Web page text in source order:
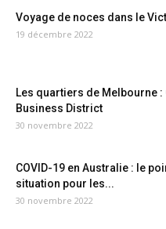
Voyage de noces dans le
19 décembre 2022
Les quartiers de Melbourne :
Business District
30 novembre 2022
COVID-19 en Australie : le
situation pour les...
30 novembre 2022